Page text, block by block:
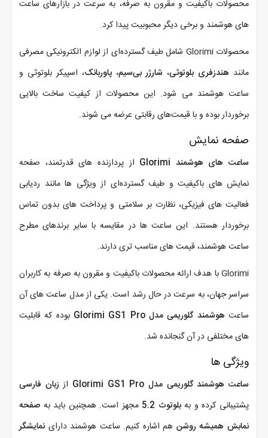
محصولات باکیفیت و مقرون به صرفه، به سرعت در بازارهای ساعت
های هوشمند و برخی دیگر محبوبیت پیدا کرد.
محصولات Glorimi شامل طیف گسترده‌ای از لوازم الکترونیکی مصرفی
مانند هندزفری بلوتوثی، شارژر بی‌سیم،پاوربانک، اسپیکر بلوتوثی و
ساعت هوشمند می شود. این محصولات از کیفیت ساخت بالایی
برخوردار بوده و با قیمت‌های رقابتی عرضه می ‌شوند.
صفحه نمایش
ساعت‌ های هوشمند Glorimi
از پردازنده ‌های قدرتمند، صفحه
نمایش ‌های باکیفیت و طیف گسترده‌ای از ویژگی ‌ها مانند ردیابی
فعالیت‌ های فیزیکی، نظارت بر سلامتی و پرداخت‌ های بدون تماس
برخوردار هستند. این ساعت ‌ها در مقایسه با سایر برندهای مطرح
ساعت هوشمند، قیمت‌ های مناسب ‌تری دارند.
Glorimi با هدف ارائه محصولات باکیفیت و مقرون به صرفه به کاربران
سراسر جهان، به سرعت در حال رشد است. یکی از مدل ساعت های آن
ساعت هوشمند گلوریمی مدل Glorimi GS1 Pro
بوده که قابلیت
های مختلفی در آن گنجانده شد.
ویژگی ها
ساعت هوشمند گلوریمی مدل Glorimi GS1 Pro اززبان فارسی
پشتیبانی کرده و بهبلوتوث 5.2 مجهز است. همچنین باید به صفحه
نمابش همیشه روشن هم اشاره کنیم. ساعت هوشمند دارای نمایشگر